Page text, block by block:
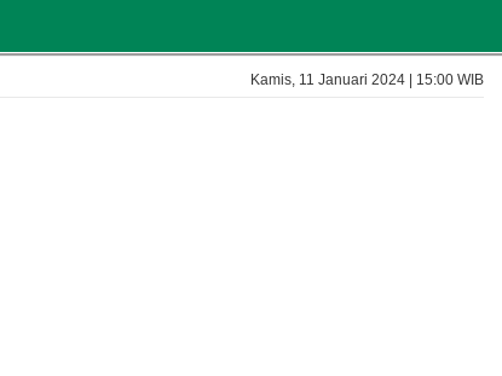
Kamis, 11 Januari 2024 | 15:00 WIB